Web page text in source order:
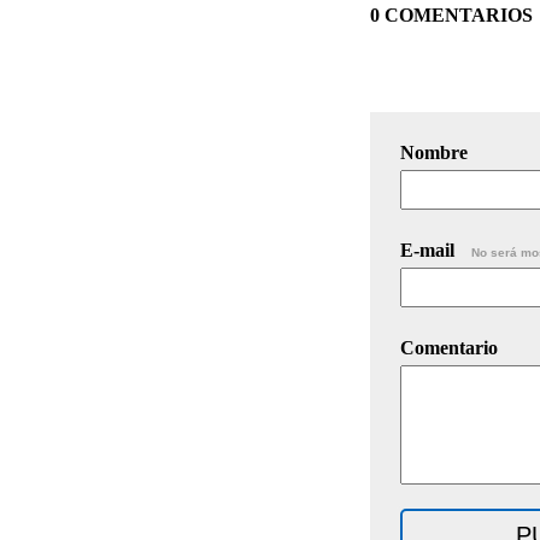
0 COMENTARIOS
Nombre
E-mail No será
Comentario